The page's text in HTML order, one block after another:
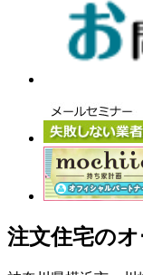
注文住宅の